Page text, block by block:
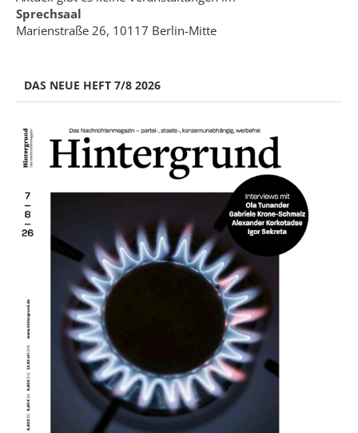
Sprechsaal
Marienstraße 26, 10117 Berlin-Mitte
DAS NEUE HEFT 7/8 2026